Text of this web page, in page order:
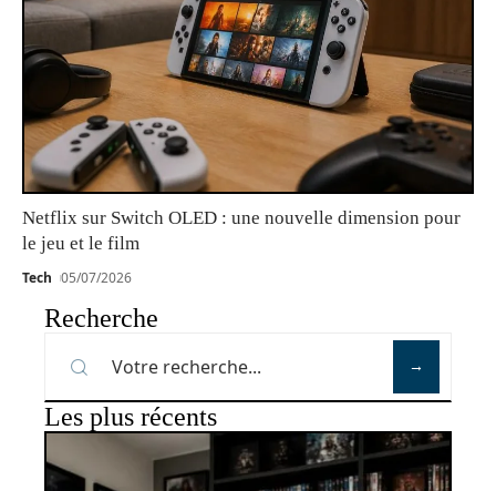
Netflix sur Switch OLED : une nouvelle dimension pour
le jeu et le film
Tech 05/07/2026
Recherche
Les plus récents